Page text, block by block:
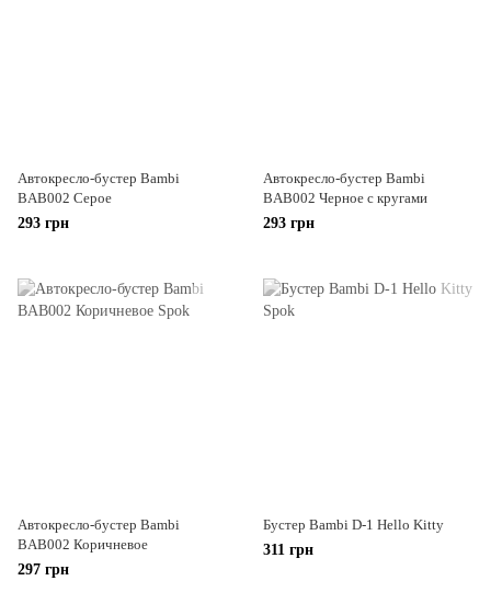
Автокресло-бустер Bambi
BAB002 Серое
293 грн
Автокресло-бустер Bambi
BAB002 Черное с кругами
293 грн
Автокресло-бустер Bambi
BAB002 Коричневое
297 грн
Бустер Bambi D-1 Hello Kitty
311 грн